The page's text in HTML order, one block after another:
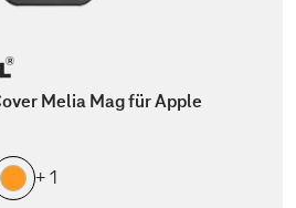
Melia Mag für Apple
+ 1